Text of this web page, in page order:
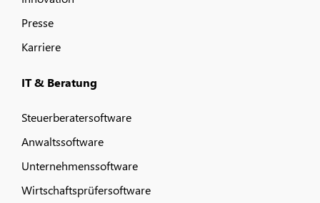
Presse
Karriere
IT & Beratung
Steuerberatersoftware
Anwaltssoftware
Unternehmenssoftware
Wirtschaftsprüfersoftware